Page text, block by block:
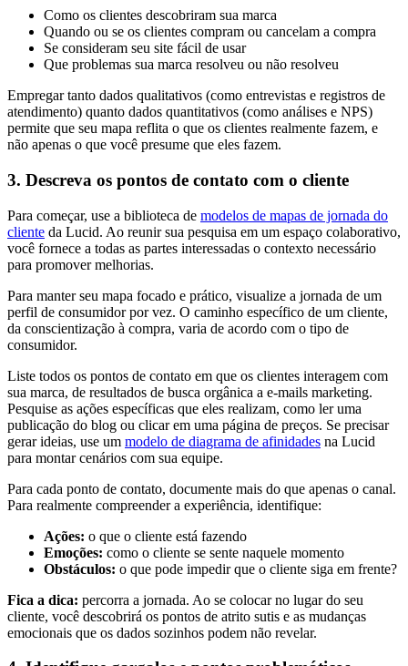
Como os clientes descobriram sua marca
Quando ou se os clientes compram ou cancelam a compra
Se consideram seu site fácil de usar
Que problemas sua marca resolveu ou não resolveu
Empregar tanto dados qualitativos (como entrevistas e registros de
atendimento) quanto dados quantitativos (como análises e NPS)
permite que seu mapa reflita o que os clientes realmente fazem, e
não apenas o que você presume que eles fazem.
3. Descreva os pontos de contato com o cliente
Para começar, use a biblioteca de modelos de mapas de jornada do
cliente da Lucid. Ao reunir sua pesquisa em um espaço colaborativo,
você fornece a todas as partes interessadas o contexto necessário
para promover melhorias.
Para manter seu mapa focado e prático, visualize a jornada de um
perfil de consumidor por vez. O caminho específico de um cliente,
da conscientização à compra, varia de acordo com o tipo de
consumidor.
Liste todos os pontos de contato em que os clientes interagem com
sua marca, de resultados de busca orgânica a e-mails marketing.
Pesquise as ações específicas que eles realizam, como ler uma
publicação do blog ou clicar em uma página de preços. Se precisar
gerar ideias, use um modelo de diagrama de afinidades na Lucid
para montar cenários com sua equipe.
Para cada ponto de contato, documente mais do que apenas o canal.
Para realmente compreender a experiência, identifique:
Ações: o que o cliente está fazendo
Emoções: como o cliente se sente naquele momento
Obstáculos: o que pode impedir que o cliente siga em frente?
Fica a dica: percorra a jornada. Ao se colocar no lugar do seu
cliente, você descobrirá os pontos de atrito sutis e as mudanças
emocionais que os dados sozinhos podem não revelar.